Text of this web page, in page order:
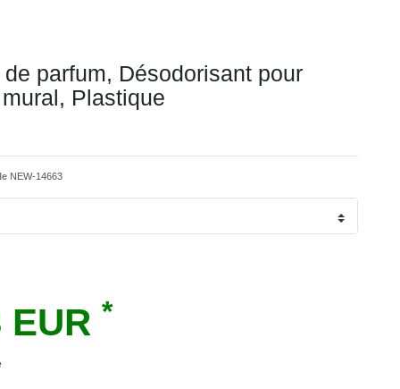
parfum, Désodorisant pour
Plastique
NEW-14663
EUR *